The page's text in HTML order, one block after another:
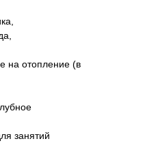
на отопление (в
занятий